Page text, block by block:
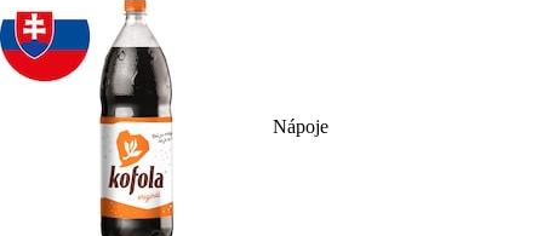
Nápoje